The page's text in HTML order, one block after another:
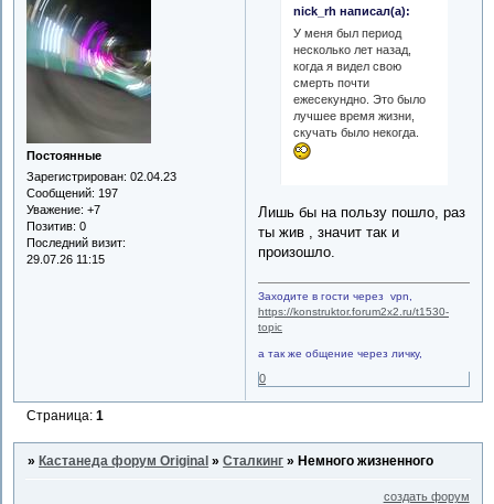
Постоянные
Зарегистрирован: 02.04.23
Сообщений: 197
Уважение: +7
Позитив: 0
Последний визит:
29.07.26 11:15
nick_rh написал(а):
У меня был период
несколько лет назад,
когда я видел свою
смерть почти
ежесекундно. Это было
лучшее время жизни,
скучать было некогда.
Лишь бы на пользу пошло, раз
ты жив , значит так и
произошло.
Заходите в гости через vpn,
https://konstruktor.forum2x2.ru/t1530-
topic
а так же общение через личку,
0
Страница:1
» Кастанеда форум Original »Сталкинг » Немного жизненного
создать форум